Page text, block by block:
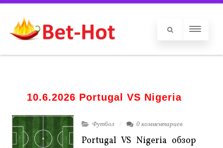
10.6.2026 Portugal VS Nigeria
Футбол 0 комментариев
Portugal VS Nigeria обзор